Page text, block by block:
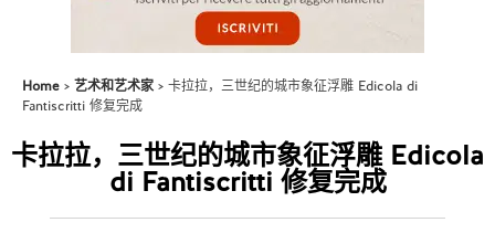
Home 艺术和艺术家
卡拉拉，三世纪的城市象征浮雕 Edicola di
Fantiscritti 修复完成
卡拉拉，三世纪的城市象征浮雕 Edicola
di Fantiscritti 修复完成